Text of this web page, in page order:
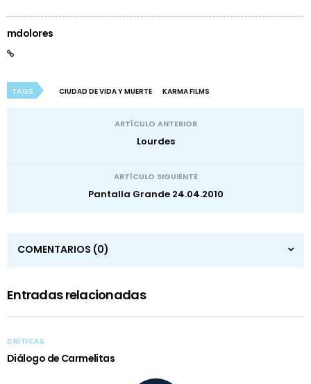
mdolores
TAGS CIUDAD DE VIDA Y MUERTE KARMA FILMS
ARTÍCULO ANTERIOR
Lourdes
ARTÍCULO SIGUIENTE
Pantalla Grande 24.04.2010
COMENTARIOS (0)
Entradas relacionadas
CRÍTICAS
Diálogo de Carmelitas